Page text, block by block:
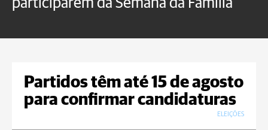
participarem da Semana da Família
Partidos têm até 15 de agosto
para confirmar candidaturas
ELEIÇÕES